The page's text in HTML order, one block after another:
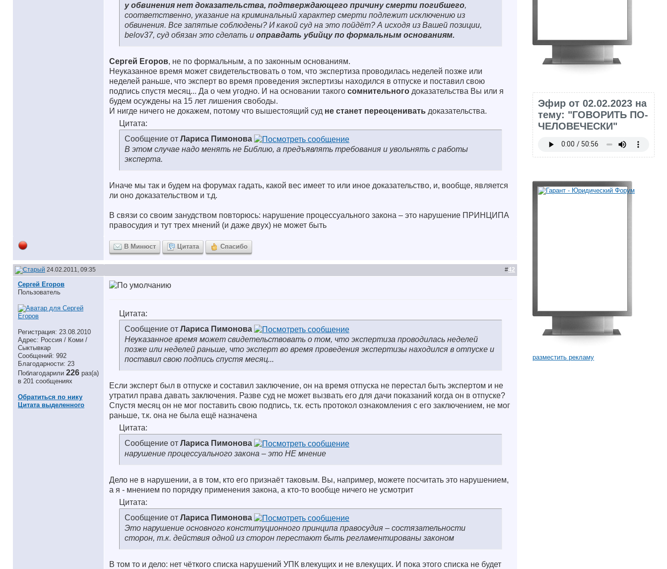
у обвинения нет доказательства, подтверждающего причину смерти погибшего,
соответственно, указание на криминальный характер смерти подлежит исключению из
обвинения. Все запятые соблюдены? И какой суд на это пойдёт? А исходя из Вашей позиции,
belov37, суд обязан это сделать и оправдать убийцу по формальным основаниям.
Сергей Егоров, не по формальным, а по законным основаниям.
Неуказанное время может свидетельствовать о том, что экспертиза проводилась неделей позже или
неделей раньше, что эксперт во время проведения экспертизы находился в отпуске и поставил свою
подпись спустя месяц... Да о чем угодно. И на основании такого сомнительного доказательства Вы или я
будем осуждены на 15 лет лишения свободы.
И нигде ничего не докажем, потому что вышестоящий суд не станет переоценивать доказательства.
Цитата:
Сообщение от Лариса Пимонова
В этом случае надо менять не Библию, а предъявлять требования и увольнять с работы
эксперта.
Иначе мы так и будем на форумах гадать, какой вес имеет то или иное доказательство, и, вообще, является
ли оно доказательством и т.д.
В связи со своим занудством повторюсь: нарушение процессуального закона – это нарушение ПРИНЦИПА
правосудия и тут трех мнений (и даже двух) не может быть
В Минюст Цитата Спасибо
24.02.2011, 09:35 #42
Сергей Егоров
Пользователь
Регистрация: 23.08.2010
Адрес: Россия / Коми /
Сыктывкар
Сообщений: 992
Благодарности: 23
Поблагодарили 226 раз(а)
в 201 сообщениях
Обратиться по нику
Цитата выделенного
Цитата:
Сообщение от Лариса Пимонова
Неуказанное время может свидетельствовать о том, что экспертиза проводилась неделей
позже или неделей раньше, что эксперт во время проведения экспертизы находился в отпуске и
поставил свою подпись спустя месяц...
Если эксперт был в отпуске и составил заключение, он на время отпуска не перестал быть экспертом и не
утратил права давать заключения. Разве суд не может вызвать его для дачи показаний когда он в отпуске?
Спустя месяц он не мог поставить свою подпись, т.к. есть протокол ознакомления с его заключением, не мог
раньше, т.к. она не была ещё назначена
Цитата:
Сообщение от Лариса Пимонова
нарушение процессуального закона – это НЕ мнение
Дело не в нарушении, а в том, кто его признаёт таковым. Вы, например, можете посчитать это нарушением,
а я - мнением по порядку применения закона, а кто-то вообще ничего не усмотрит
Цитата:
Сообщение от Лариса Пимонова
Это нарушение основного конституционного принципа правосудия – состязательности
сторон, т.к. действия одной из сторон перестают быть регламентированы законом
В том то и дело: нет чёткого списка нарушений УПК влекущих и не влекущих. И пока этого списка не будет
Эфир от 02.02.2023 на
тему: "ГОВОРИТЬ ПО-
ЧЕЛОВЕЧЕСКИ"
разместить рекламу